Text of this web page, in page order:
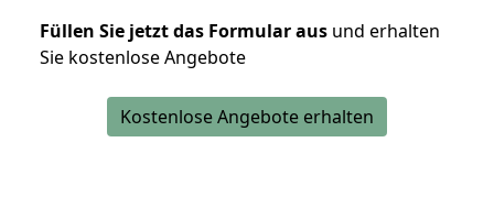
Füllen Sie jetzt das Formular aus und erhalten
Sie kostenlose Angebote
Kostenlose Angebote erhalten